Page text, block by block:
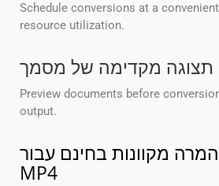
Schedule conversions at a
resource utilization.
תצוגה מקדימה של מסמך
Preview documents before
output.
מקוונות בחינם עבור
MP4